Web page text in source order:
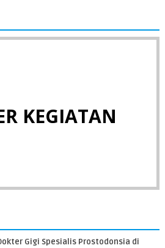
KEGIATAN
Gigi Spesialis Prostodonsia di